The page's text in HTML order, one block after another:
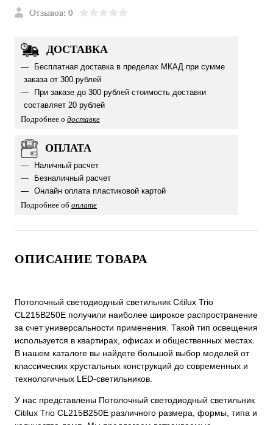
Отзывов: 0
ДОСТАВКА
Бесплатная доставка в пределах МКАД при сумме
заказа от 300 рублей
При заказе до 300 рублей стоимость доставки
составляет 20 рублей
Подробнее о доставке
ОПЛАТА
Наличный расчет
Безналичный расчет
Онлайн оплата пластиковой картой
Подробнее об оплате
ОПИСАНИЕ ТОВАРА
Потолочный светодиодный светильник Citilux Trio
CL215B250E получили наиболее широкое распространение
за счет универсальности применения. Такой тип освещения
используется в квартирах, офисах и общественных местах.
В нашем каталоге вы найдете большой выбор моделей от
классических хрустальных конструкций до современных и
технологичных LED-светильников.
У нас представлены Потолочный светодиодный светильник
Citilux Trio CL215B250E различного размера, формы, типа и